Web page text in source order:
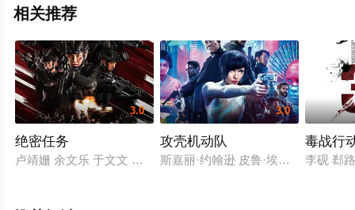
相关推荐
3.0
绝密任务
卢靖姗 余文乐 于文文 蒋璐霞 屈菁菁 张溯哲 朱烁燃 明子煜 褚
3.0
攻壳机动队
斯嘉丽·约翰逊 皮鲁·埃斯贝克 北野
毒战行
李砚 郄